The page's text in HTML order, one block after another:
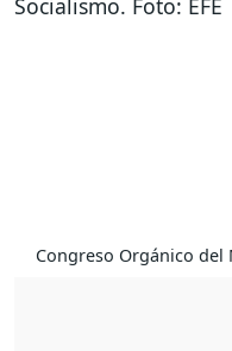
Congreso Orgánico del